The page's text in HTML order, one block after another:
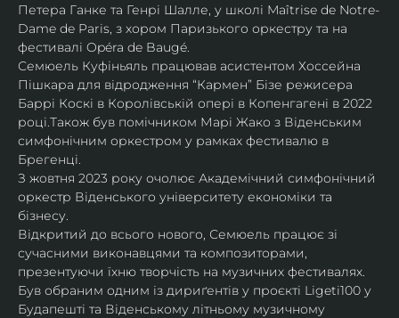
Петера Ганке та Генрі Шалле, у школі Maîtrise de Notre-
Dame de Paris, з хором Паризького оркестру та на
фестивалі Opéra de Baugé.
Семюель Куфіньяль працював асистентом Хоссейна
Пішкара для відродження “Кармен” Бізе режисера
Баррі Коскі в Королівській опері в Копенгагені в 2022
році.Також був помічником Марі Жако з Віденським
симфонічним оркестром у рамках фестивалю в
Брегенці.
З жовтня 2023 року очолює Академічний симфонічний
оркестр Віденського університету економіки та
бізнесу.
Відкритий до всього нового, Семюель працює зі
сучасними виконавцями та композиторами,
презентуючи їхню творчість на музичних фестивалях.
Був обраним одним із дириґентів у проєкті Ligeti100 у
Будапешті та Віденському літньому музичному